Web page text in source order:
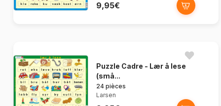
9,95€
Puzzle Cadre - Lær å lese
(små...
24 pièces
Larsen